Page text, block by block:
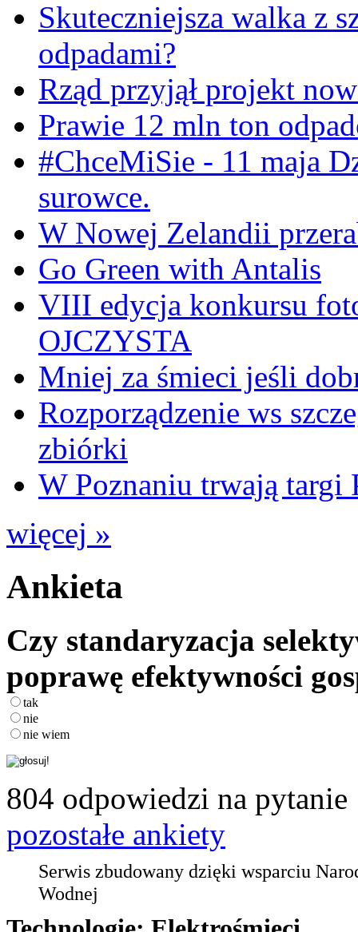
Skuteczniejsza walka z
odpadami?
Rząd przyjął projekt
Prawie 12 mln ton
#ChceMiSie - 11 maja
surowce.
W Nowej Zelandii
Go Green with Antalis
VIII edycja konkursu
OJCZYSTA
Mniej za śmieci jeśli
Rozporządzenie ws
zbiórki
W Poznaniu trwają
więcej »
Ankieta
Czy standaryzacja
poprawę efektywności
tak
nie
nie wiem
804 odpowiedzi na pytanie
pozostałe ankiety
Serwis zbudowany dzięki wsparciu
Wodnej